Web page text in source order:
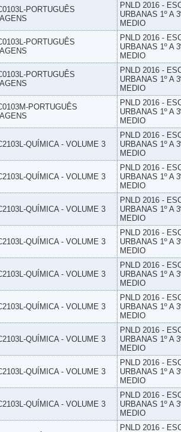
PORTUGUÊS
PNLD 2016 -
URBANAS 1º A
MEDIO
PORTUGUÊS
PNLD 2016 -
URBANAS 1º A
MEDIO
PORTUGUÊS
PNLD 2016 -
URBANAS 1º A
MEDIO
PORTUGUÊS
PNLD 2016 -
URBANAS 1º A
MEDIO
QUÍMICA - VOLUME 3
PNLD 2016 -
URBANAS 1º A
MEDIO
QUÍMICA - VOLUME 3
PNLD 2016 -
URBANAS 1º A
MEDIO
QUÍMICA - VOLUME 3
PNLD 2016 -
URBANAS 1º A
MEDIO
QUÍMICA - VOLUME 3
PNLD 2016 -
URBANAS 1º A
MEDIO
QUÍMICA - VOLUME 3
PNLD 2016 -
URBANAS 1º A
MEDIO
QUÍMICA - VOLUME 3
PNLD 2016 -
URBANAS 1º A
MEDIO
QUÍMICA - VOLUME 3
PNLD 2016 -
URBANAS 1º A
MEDIO
QUÍMICA - VOLUME 3
PNLD 2016 -
URBANAS 1º A
MEDIO
QUÍMICA - VOLUME 3
PNLD 2016 -
URBANAS 1º A
MEDIO
PNLD 2016 -